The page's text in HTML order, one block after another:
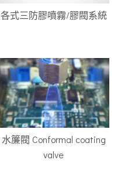
各式三防膠噴霧/膠閥系統
水簾閥 Conformal coating
valve